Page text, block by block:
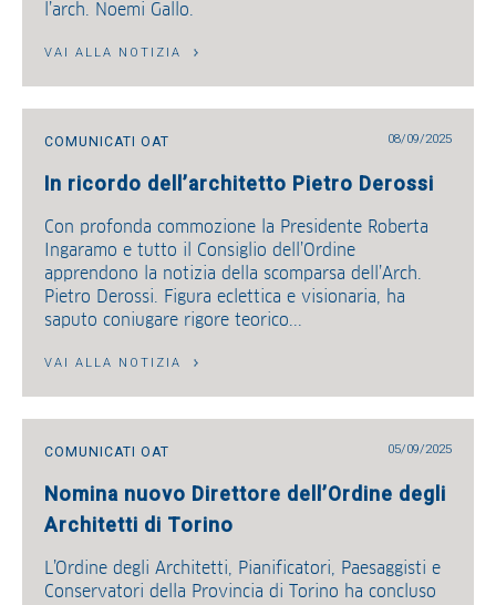
l’arch. Noemi Gallo.
VAI ALLA NOTIZIA
COMUNICATI OAT 08/09/2025
In ricordo dell’architetto Pietro Derossi
Con profonda commozione la Presidente Roberta
Ingaramo e tutto il Consiglio dell’Ordine
apprendono la notizia della scomparsa dell’Arch.
Pietro Derossi. Figura eclettica e visionaria, ha
saputo coniugare rigore teorico...
VAI ALLA NOTIZIA
COMUNICATI OAT 05/09/2025
Nomina nuovo Direttore dell’Ordine degli
Architetti di Torino
L’Ordine degli Architetti, Pianificatori, Paesaggisti e
Conservatori della Provincia di Torino ha concluso